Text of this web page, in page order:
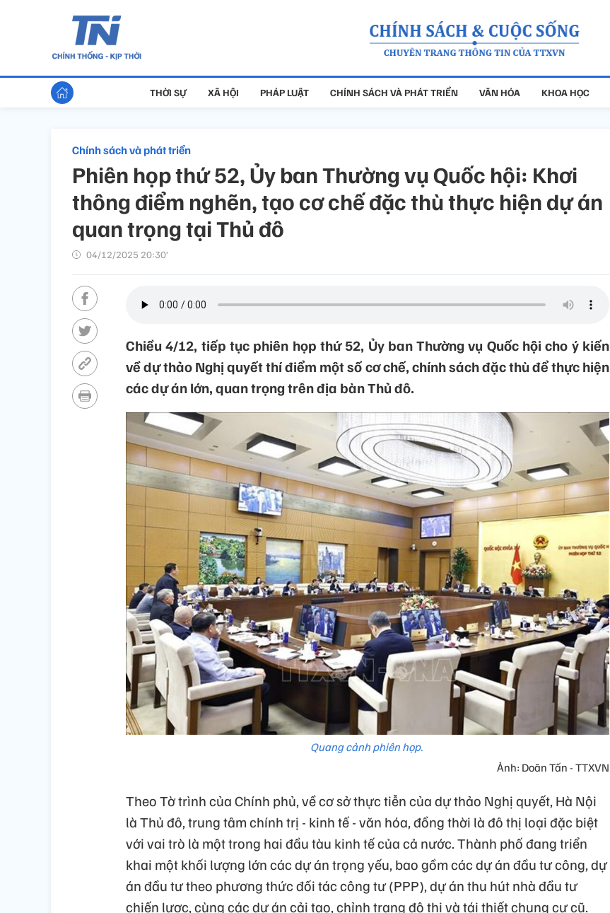
THỜI SỰ XÃ HỘI PHÁP LUẬT CHÍNH SÁCH VÀ PHÁT TRIỂN VĂN HÓA KHOA HỌC
Chính sách và phát triển
Phiên họp thứ 52, Ủy ban Thường vụ Quốc hội: Khơi
thông điểm nghẽn, tạo cơ chế đặc thù thực hiện dự án
quan trọng tại Thủ đô
04/12/2025 20:30’
Chiều 4/12, tiếp tục phiên họp thứ 52, Ủy ban Thường vụ Quốc hội cho ý kiến
về dự thảo Nghị quyết thí điểm một số cơ chế, chính sách đặc thù để thực hiện
các dự án lớn, quan trọng trên địa bàn Thủ đô.
Quang cảnh phiên họp.
Ảnh: Doãn Tấn - TTXVN
Theo Tờ trình của Chính phủ, về cơ sở thực tiễn của dự thảo Nghị quyết, Hà Nội
là Thủ đô, trung tâm chính trị - kinh tế - văn hóa, đồng thời là đô thị loại đặc biệt
với vai trò là một trong hai đầu tàu kinh tế của cả nước. Thành phố đang triển
khai một khối lượng lớn các dự án trọng yếu, bao gồm các dự án đầu tư công, dự
án đầu tư theo phương thức đối tác công tư (PPP), dự án thu hút nhà đầu tư
chiến lược, cùng các dự án cải tạo, chỉnh trang đô thị và tái thiết chung cư cũ.